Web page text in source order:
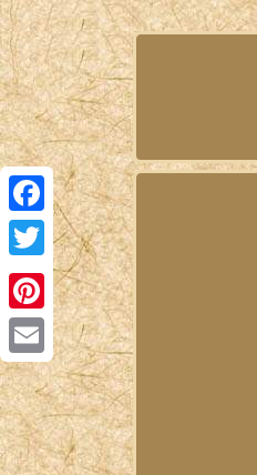
Facebook
Twitter
Pinterest
Email